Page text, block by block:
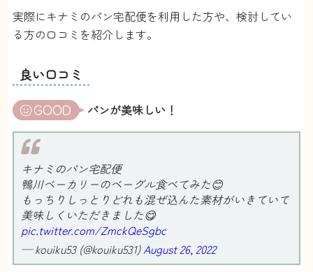
実際にキナミのパン宅配便を利用した方や、検討してい
る方の口コミを紹介します。
良い口コミ
パンが美味しい！
キナミのパン宅配便
鴨川ベーカリーのベーグル食べてみた😊
もっちりしっとりどれも混ぜ込んた素材がいきていて
美味しくいただきました😋
pic.twitter.com/ZmckQeSgbc
— kouiku53 (@kouiku531)August 26, 2022